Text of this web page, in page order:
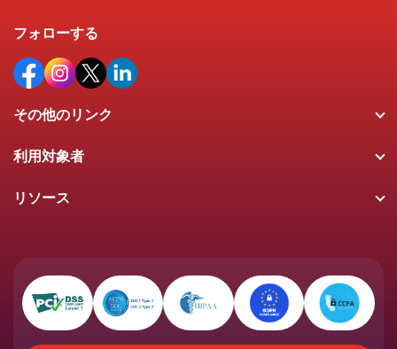
フォローする
その他のリンク
利用対象者
リソース